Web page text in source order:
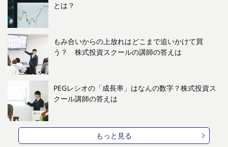
とは？
もみ合いからの上放れはどこまで追いかけて買
う？ 株式投資スクールの講師の答えは
PEGレシオの「成長率」はなんの数字？株式投資ス
クール講師の答えは
もっと見る